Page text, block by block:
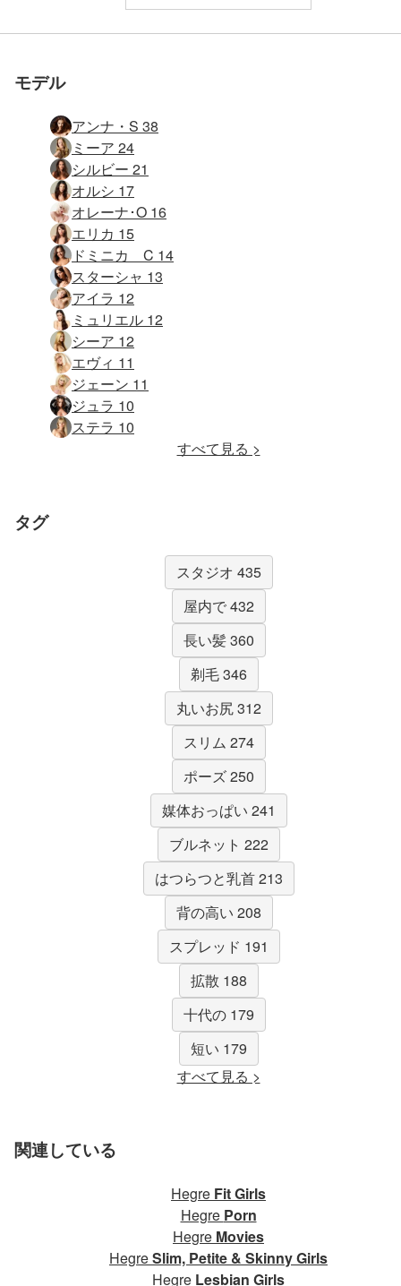
ステラ ハンガリー出身
ステラ 星くず
ミア 白椅子
ステラ 木 ティジアナ 70年代
ティジアナ ランジェリー
世界でナンバー1の評価
を受けたエロサイト
参加しませんか
オクサナ・M メタルチェア
カトカ デニムスカート
ラドカ パープル＆オレンジ
アイラのすべて
クリスタ＆リサ＆ルスラナ トリオ
アイラ グリージーガール
世界でナンバー1の評価
を受けたエロサイト
参加しませんか
エヴィ 爆弾ドイツ娘
イラ ブラックコルセット
キラ ピキー アンナ・S 黒と白パート1
アイラ ベビーブルー
クララ 航空機のシートでヌード
世界でナンバー1の評価
を受けたエロサイト
参加しませんか
エヴィ セイント
ミア 白い椅子
イラ 赤ロシアン パート２
アンナ・Ｓ デニム
エヴィ 究極の色気
アマンディン ノーイヒビション
イアンカ スタジオヌードアンナ・S イエロー
カロ グリーン
ジェニー 北東の光
世界でナンバー1の評価
を受けたエロサイト
参加しませんか
シモナ 紫
ジュラ 青い目
エヴィ ブルーバブル パート１アンナ・S ダークサイド
アリー 白い純真
エリカ＆カロリーナ クリーミング
世界でナンバー1の評価
を受けたエロサイト
参加しませんか
エリカ ＆ カロリナ ボディークリーム
エリカ サンタギャール
ジュラ・シャイニー
アイラ 完全体
ジュラ ヌード
アイラ 魅力
世界でナンバー1の評価
を受けたエロサイト
参加しませんか
オクサナ･M 青い美
モデル
アンナ・S 38
ミーア 24
シルビー 21
オルシ 17
オレーナ･O 16
エリカ 15
ドミニカ C 14
スターシャ 13
アイラ 12
ミュリエル 12
シーア 12
エヴィ 11
ジェーン 11
ジュラ 10
ステラ 10
すべて見る >
タグ
スタジオ 435
屋内で 432
長い髪 360
剃毛 346
丸いお尻 312
スリム 274
ポーズ 250
媒体おっぱい 241
ブルネット 222
はつらつと乳首 213
背の高い 208
スプレッド 191
拡散 188
十代の 179
短い 179
すべて見る >
関連している
Hegre Fit Girls
Hegre Porn
Hegre Movies
HegreSlim, Petite & Skinny Girls
Hegre Lesbian Girls